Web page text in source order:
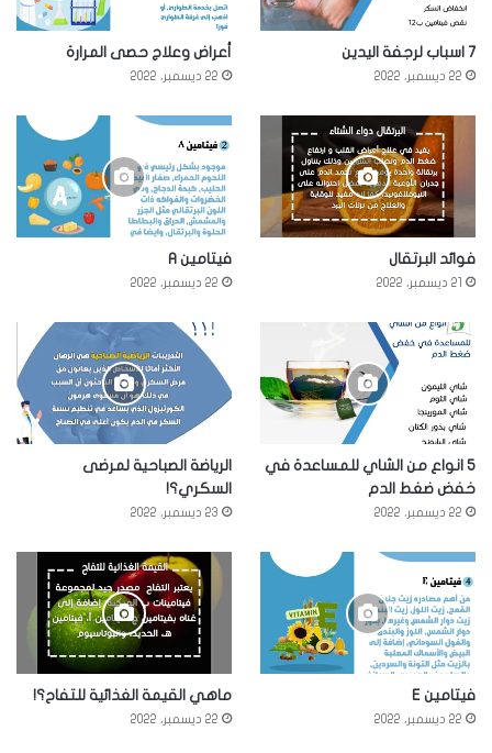
7 اسباب لرجفة اليدين
22 ديسمبر، 2022
أعراض وعلاج حصى المرارة
22 ديسمبر، 2022
فوائد البرتقال
21 ديسمبر، 2022
فيتامين A
22 ديسمبر، 2022
5 انواع من الشاي للمساعدة في
خفض ضغط الدم
22 ديسمبر، 2022
الرياضة الصباحية لمرضى
السكري؟!
23 ديسمبر، 2022
فيتامين E
22 ديسمبر، 2022
ماهي القيمة الغذائية للتفاح؟!
22 ديسمبر، 2022